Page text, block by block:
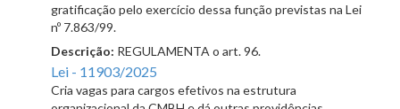
gratificação pelo exercício dessa função previstas na Lei
nº 7.863/99.
Descrição: REGULAMENTA o art. 96.
Lei - 11903/2025
Cria vagas para cargos efetivos na estrutura